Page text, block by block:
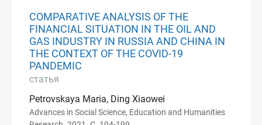
COMPARATIVE ANALYSIS OF THE
FINANCIAL SITUATION IN THE OIL AND
GAS INDUSTRY IN RUSSIA AND CHINA IN
THE CONTEXT OF THE COVID-19
PANDEMIC
статья
Petrovskaya Maria, Ding Xiaowei
Advances in Social Science, Education and Humanities